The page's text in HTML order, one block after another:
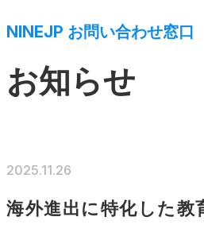
NINEJP お問い合わせ窓口
お知らせ
2025.11.26
海外進出に特化した